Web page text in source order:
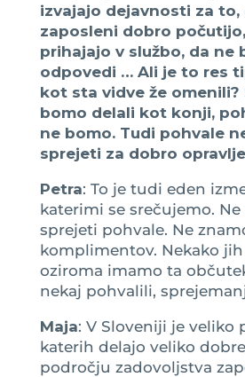
izvajajo dejavnosti za to,
zaposleni dobro
prihajajo v službo, da ne
odpovedi … Ali je to res
kot sta vidve že omenili?
bomo delali kot konji,
ne bomo. Tudi pohvale
sprejeti za dobro
Petra: To je tudi eden
katerimi se srečujemo. Ne
sprejeti pohvale. Ne
komplimentov. Nekako
oziroma imamo ta
nekaj pohvalili,
Maja: V Sloveniji je veliko
katerih delajo veliko
področju zadovoljstva